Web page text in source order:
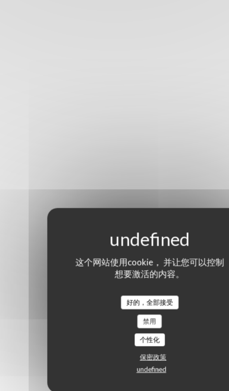
这个网站使用cookie， 并让您可以控制
想要激活的内容。
好的，全部接受
禁用
个性化
保密政策
undefined